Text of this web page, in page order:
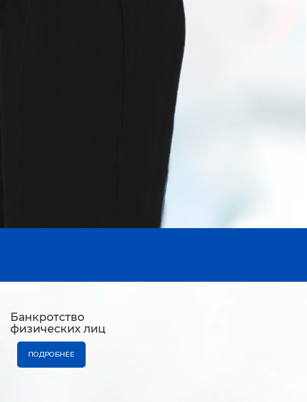
Банкротство
физических лиц
ПОДРОБНЕЕ